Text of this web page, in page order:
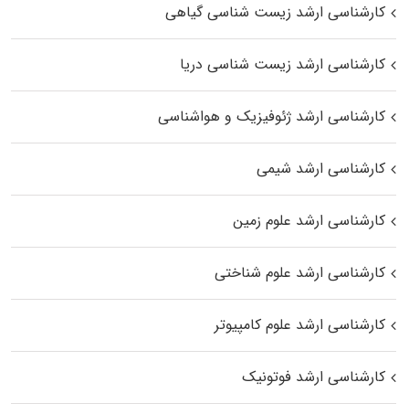
کارشناسی ارشد زیست‌ شناسی گیاهی
کارشناسی ارشد زیست‌ شناسی دریا
کارشناسی ارشد ژئوفیزیک و هواشناسی
کارشناسی ارشد شیمی
کارشناسی ارشد علوم زمین
کارشناسی ارشد علوم شناختی
کارشناسی ارشد علوم کامپیوتر
کارشناسی ارشد فوتونیک